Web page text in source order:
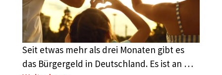
Seit etwas mehr als drei Monaten gibt es
das Bürgergeld in Deutschland. Es ist an …